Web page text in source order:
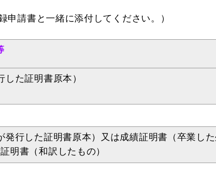
申請書と一緒に添付してください。）
した証明書原本）
発行した証明書原本）又は成績証明書（卒業し
明書（和訳したもの）